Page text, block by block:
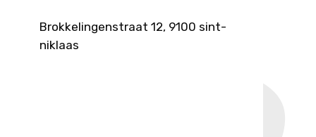
Brokkelingenstraat 12, 9100 sint-
niklaas